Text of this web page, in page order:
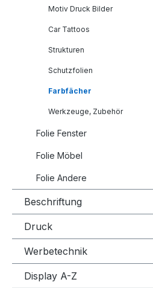
Motiv Druck Bilder
Car Tattoos
Strukturen
Schutzfolien
Farbfächer
Werkzeuge, Zubehör
Folie Fenster
Folie Möbel
Folie Andere
Beschriftung
Druck
Werbetechnik
Display A-Z